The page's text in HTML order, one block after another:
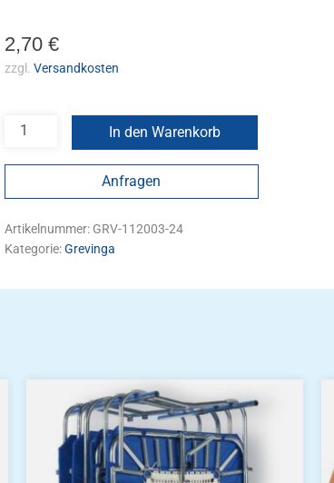
2,70 €
zzgl. Versandkosten
In den Warenkorb
Anfragen
Artikelnummer: GRV-112003-24
Kategorie:Grevinga